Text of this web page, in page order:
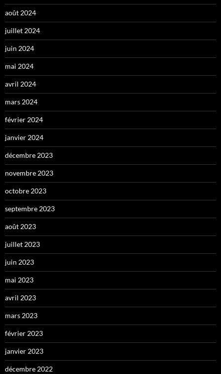
août 2024
juillet 2024
juin 2024
mai 2024
avril 2024
mars 2024
février 2024
janvier 2024
décembre 2023
novembre 2023
octobre 2023
septembre 2023
août 2023
juillet 2023
juin 2023
mai 2023
avril 2023
mars 2023
février 2023
janvier 2023
décembre 2022